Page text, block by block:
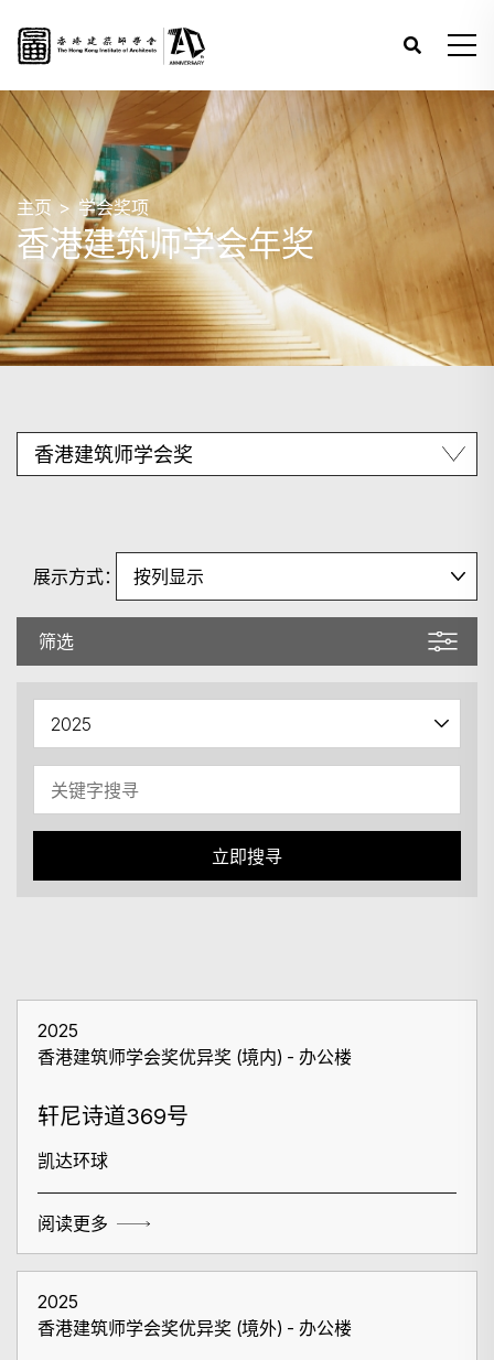
主页 学会奖项
香港建筑师学会年奖
筛选
展示方式：
立即搜寻
2025
香港建筑师学会奖优异奖 (境内) - 办公楼
轩尼诗道369号
凯达环球
阅读更多
2025
香港建筑师学会奖优异奖 (境外) - 办公楼